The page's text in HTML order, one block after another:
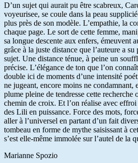
D’un sujet qui aurait pu être scabreux,
voyeurisee, se coule dans la peau
plus près de son modèle. L’empathie, la
chaque page. Le sort de cette femme,
sa longue descente aux enfers, émeuvent
grâce à la juste distance que l’auteure a
sujet. Une distance ténue, à peine un
précise. L’élégance de ton que l’on
double ici de moments d’une intensité
ne jugeant, encore moins ne condamnant,
plume pleine de tendresse cette recherche
chemin de croix. Et l’on réalise avec
des Lili en puissance. Force des mots,
aller à l’universel en partant d’un fait
tombeau en forme de mythe saisissant à
s’est elle-même immolée sur l’autel de la
Marianne Spozio